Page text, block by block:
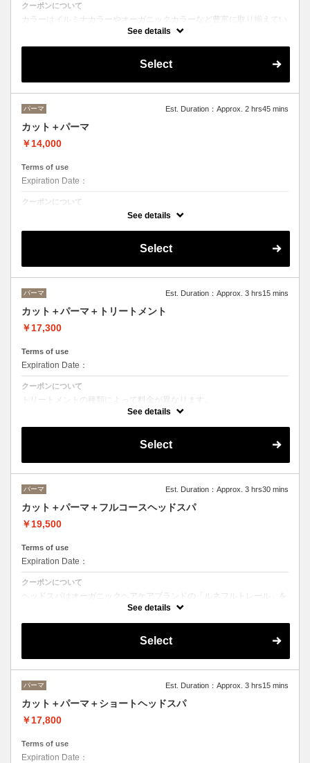
クーポンについて
カラーはイルミナカラーやオーガニックカラーなど豊富に取り揃えてい
デザインによってベストな選択をさせて頂きます。
※フルカラーの場合プラス¥1100 ※ロング料金有りプラス¥1100
クイックトリートメント→¥11000〜
当日ご相談の上、ご選択頂けます。
See details
Select
パーマ Est. Duration：Approx. 2 hrs45 mins
カット＋パーマ
￥14,000
Terms of use
Expiration Date：
クーポンについて
See details
Select
パーマ Est. Duration：Approx. 3 hrs15 mins
カット＋パーマ＋トリートメント
￥17,300
Terms of use
Expiration Date：
クーポンについて
トリートメントの種類によって料金が異なります。
クイックトリートメント→17300
髪質別集中トリートメント→18400
See details
Select
パーマ Est. Duration：Approx. 3 hrs30 mins
カット＋パーマ＋フルコースヘッドスパ
￥19,500
Terms of use
Expiration Date：
クーポンについて
ヘッドスパはオーガニックヘアケアブランドの「ルネフルトレール」を
使ったoone が自信を持っておすすめするヘッドスパです。
ヘッドスパの施術時間は４５分です。
See details
Select
パーマ Est. Duration：Approx. 3 hrs15 mins
カット＋パーマ＋ショートヘッドスパ
￥17,800
Terms of use
Expiration Date：